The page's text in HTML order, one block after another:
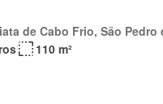
de Cabo Frio, São Pedro
110 m²